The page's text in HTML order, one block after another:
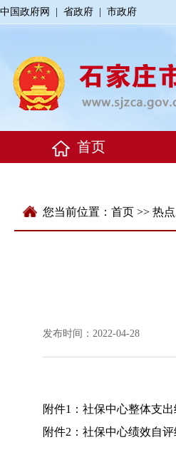
中国政府网 省政府 市政府
您当前位置： 首页 >> 热
发布时间：2022-04-28
附件1： 社保中心整体支
附件2： 社保中心绩效自